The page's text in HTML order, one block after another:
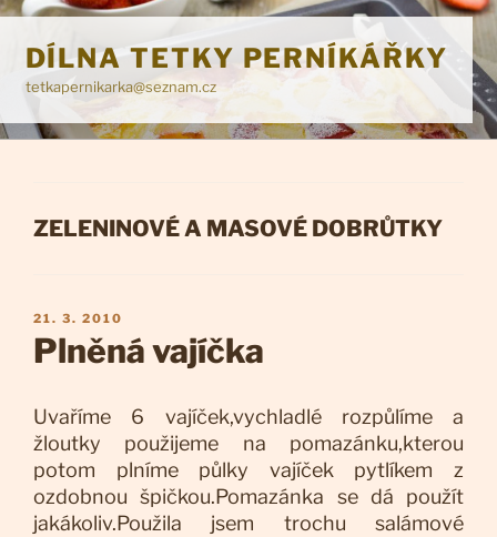
Přejít
obsahu
webu
DÍLNA TETKY PERNÍKÁŘKY
tetkapernikarka@seznam.cz
RUBRIKY
ZELENINOVÉ A MASOVÉ DOBRŮTKY
PUBLIKOVÁNO
21. 3. 2010
Plněná vajíčka
Uvaříme 6 vajíček,vychladlé rozpůlíme a
žloutky použijeme na pomazánku,kterou
potom plníme půlky vajíček pytlíkem z
ozdobnou špičkou.Pomazánka se dá použít
jakákoliv.Použila jsem trochu salámové